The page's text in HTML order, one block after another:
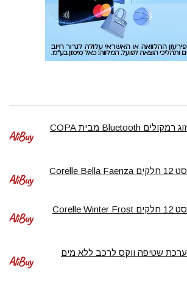
זוג רמקולים Bluetooth מבית COPA
סט 12 חלקים Corelle Bella Faenza
סט 12 חלקים Corelle Winter Frost
ערכת שטיפה ווקס לרכב ללא מים